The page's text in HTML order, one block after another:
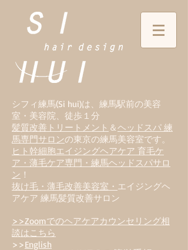
シフィ練馬(Si hui)は、 練馬駅前の美容
室・美容院、徒歩１分
髪質改善トリートメント ＆ヘッドスパ 練
馬専門サロンの東京の練馬美容室です。
ヒト幹細胞エイジングヘアケア 育毛ケ
ア・薄毛ケア専門・練馬ヘッドスパサロ
ン ！
抜け毛・薄毛改善美容室・ エイジングヘ
アケア 練馬髪質改善サロン
>>Zoomでのヘアケアカウンセリング相
談はこちら
>>English